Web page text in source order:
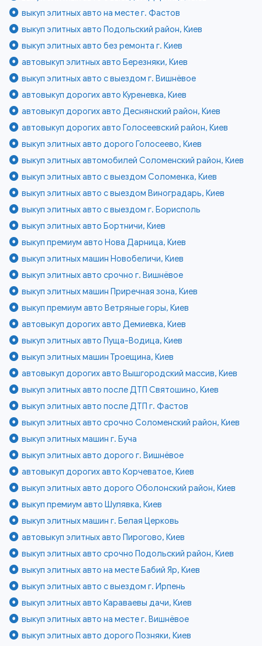
выкуп элитных авто на месте г. Фастов
выкуп элитных авто Подольский район, Киев
выкуп элитных авто без ремонта г. Киев
автовыкуп элитных авто Березняки, Киев
выкуп элитных авто с выездом г. Вишнёвое
автовыкуп дорогих авто Куреневка, Киев
автовыкуп дорогих авто Деснянский район, Киев
автовыкуп дорогих авто Голосеевский район, Киев
выкуп элитных авто дорого Голосеево, Киев
выкуп элитных автомобилей Соломенский район, Киев
выкуп элитных авто с выездом Соломенка, Киев
выкуп элитных авто с выездом Виноградарь, Киев
выкуп элитных авто с выездом г. Борисполь
выкуп элитных авто Бортничи, Киев
выкуп премиум авто Нова Дарница, Киев
выкуп элитных машин Новобеличи, Киев
выкуп элитных авто срочно г. Вишнёвое
выкуп элитных машин Приречная зона, Киев
выкуп премиум авто Ветряные горы, Киев
автовыкуп дорогих авто Демиевка, Киев
выкуп элитных авто Пуща-Водица, Киев
выкуп элитных машин Троещина, Киев
автовыкуп дорогих авто Вышгородский массив, Киев
выкуп элитных авто после ДТП Святошино, Киев
выкуп элитных авто после ДТП г. Фастов
выкуп элитных авто срочно Соломенский район, Киев
выкуп элитных машин г. Буча
выкуп элитных авто дорого г. Вишнёвое
автовыкуп дорогих авто Корчеватое, Киев
выкуп элитных авто дорого Оболонский район, Киев
выкуп премиум авто Шулявка, Киев
выкуп элитных машин г. Белая Церковь
автовыкуп элитных авто Пирогово, Киев
выкуп элитных авто срочно Подольский район, Киев
выкуп элитных авто на месте Бабий Яр, Киев
выкуп элитных авто с выездом г. Ирпень
выкуп элитных авто Караваевы дачи, Киев
выкуп элитных авто на месте г. Вишнёвое
выкуп элитных авто дорого Позняки, Киев